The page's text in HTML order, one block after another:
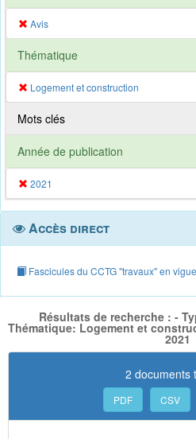
Avis
Thématique
Logement et construction
Mots clés
Année de publication
2021
Accès direct
Fascicules du CCTG "travaux" en
Résultats de recherche : -
Thématique: Logement et
2021
2 documents
PDF CSV